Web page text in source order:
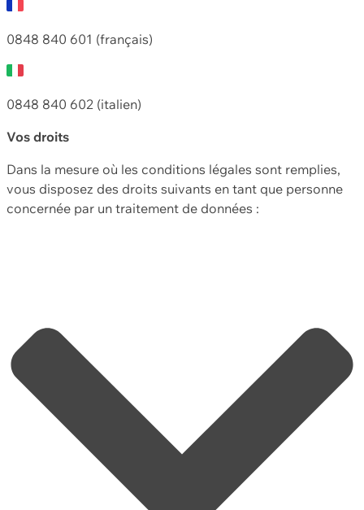
0848 840 601 (français)
0848 840 602 (italien)
Vos droits
Dans la mesure où les conditions légales sont remplies,
vous disposez des droits suivants en tant que personne
concernée par un traitement de données :